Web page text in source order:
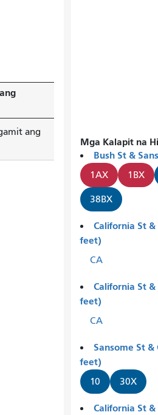
ang
Mga Kalapit na
Bush St &
1AX 1BX
38BX
California St
feet)
CA
California St &
feet)
CA
Sansome St
feet)
10 30X
California St